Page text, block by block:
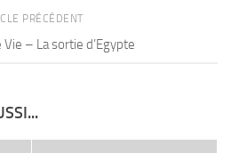
PRÉCÉDENT
Vie – La sortie d’Egypte